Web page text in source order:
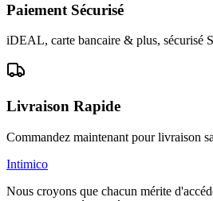
Paiement Sécurisé
iDEAL, carte bancaire & plus, sécurisé
Livraison Rapide
Commandez maintenant pour livraison
Intimico
Nous croyons que chacun mérite